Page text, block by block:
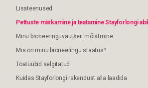
Lisateenused
Pettuste märkamine ja teatamine Stayforlongi abil
Minu broneeringuvautšeri mõistmine
Mis on minu broneeringu staatus?
Toatüübid selgitatud
Kuidas Stayforlongi rakendust alla laadida